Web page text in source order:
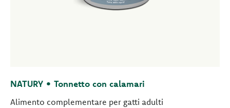
NATURY • Tonnetto con calamari
Alimento complementare per gatti adulti